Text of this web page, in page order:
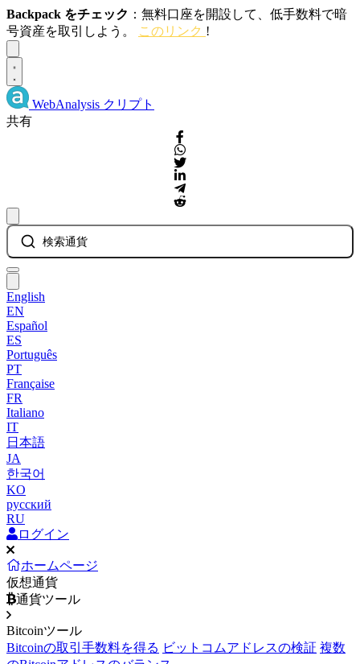
Backpack をチェック ：無料口座を開設して、低手数料で暗
号資産を取引しよう。
このリンク !
WebAnalysis クリプト
共有
検索通貨
English
EN
Español
ES
Português
PT
Française
FR
Italiano
IT
日本語
JA
한국어
KO
русский
RU
ログイン
ホームページ
仮想通貨
通貨ツール
Bitcoinツール
Bitcoinの取引手数料を得る ビットコムアドレスの検証 複数